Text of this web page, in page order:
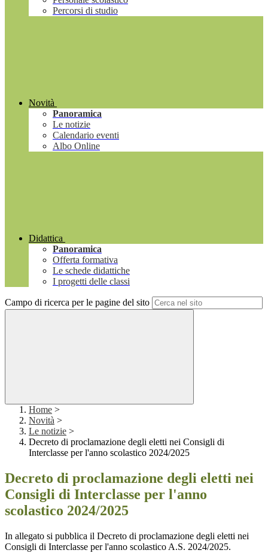
Percorsi di studio
Novità
Panoramica
Le notizie
Calendario eventi
Albo Online
Didattica
Panoramica
Offerta formativa
Le schede didattiche
I progetti delle classi
Campo di ricerca per le pagine del sito
Home >
Novità >
Le notizie >
Decreto di proclamazione degli eletti nei Consigli di
Interclasse per l'anno scolastico 2024/2025
Decreto di proclamazione degli eletti nei
Consigli di Interclasse per l'anno
scolastico 2024/2025
In allegato si pubblica il Decreto di proclamazione degli eletti nei
Consigli di Interclasse per l'anno scolastico A.S. 2024/2025.